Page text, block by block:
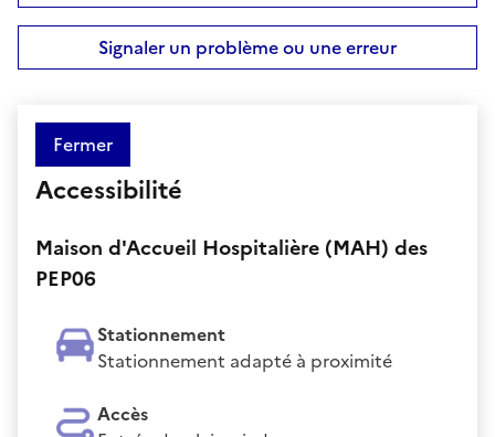
Signaler un problème ou une erreur
Fermer
Accessibilité
Maison d'Accueil Hospitalière (MAH) des
PEP06
Stationnement
Stationnement adapté à proximité
Accès